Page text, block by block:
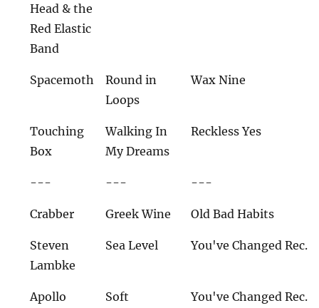
Head & the
Red Elastic
Band
Spacemoth
Round in
Loops
Wax Nine
Touching
Box
Walking In
My Dreams
Reckless Yes
--- --- ---
Crabber Greek Wine Old Bad Habits
Steven
Lambke
Sea Level You've Changed Rec.
Apollo
Soft
You've Changed Rec.